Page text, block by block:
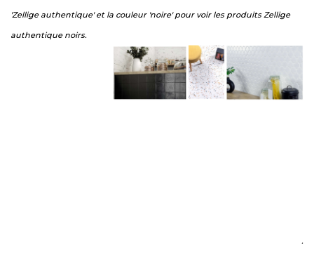
'Zellige authentique' et la couleur 'noire' pour voir les produits Zellige
authentique noirs.
.